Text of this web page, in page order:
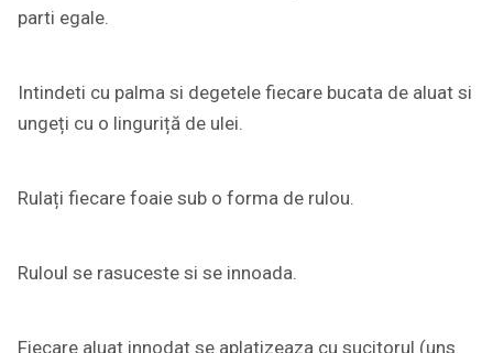
parti egale.
Intindeti cu palma si degetele fiecare bucata de aluat si
ungeți cu o linguriță de ulei.
Rulați fiecare foaie sub o forma de rulou.
Ruloul se rasuceste si se innoada.
Fiecare aluat innodat se aplatizeaza cu sucitorul (uns